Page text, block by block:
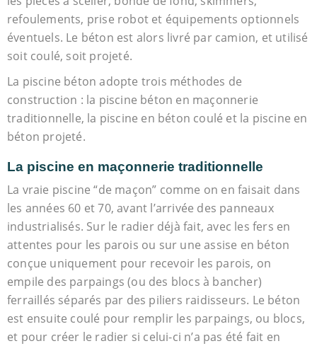
refoulements, prise robot et équipements optionnels
éventuels. Le béton est alors livré par camion, et utilisé
soit coulé, soit projeté.
La piscine béton adopte trois méthodes de
construction : la piscine béton en maçonnerie
traditionnelle, la piscine en béton coulé et la piscine en
béton projeté.
La piscine en maçonnerie traditionnelle
La vraie piscine “de maçon” comme on en faisait dans
les années 60 et 70, avant l’arrivée des panneaux
industrialisés. Sur le radier déjà fait, avec les fers en
attentes pour les parois ou sur une assise en béton
conçue uniquement pour recevoir les parois, on
empile des parpaings (ou des blocs à bancher)
ferraillés séparés par des piliers raidisseurs. Le béton
est ensuite coulé pour remplir les parpaings, ou blocs,
et pour créer le radier si celui-ci n’a pas été fait en